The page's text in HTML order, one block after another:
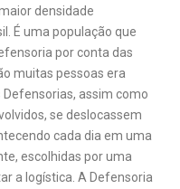
densidade
É uma população que
por conta das
muitas pessoas era
assim como
se deslocassem
cada dia em uma
escolhidas por uma
a logística. A Defensoria